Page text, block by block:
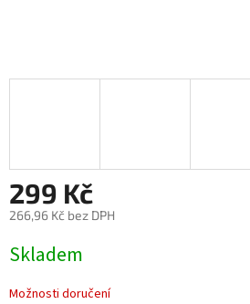
299 Kč
266,96 Kč bez DPH
cena:
Skladem
Možnosti doručení